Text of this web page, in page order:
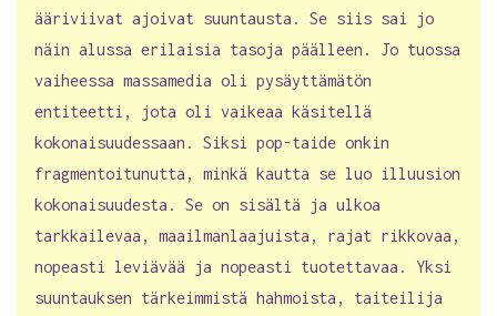
ääriviivat ajoivat suuntausta. Se siis sai jo
näin alussa erilaisia tasoja päälleen. Jo tuossa
vaiheessa massamedia oli pysäyttämätön
entiteetti, jota oli vaikeaa käsitellä
kokonaisuudessaan. Siksi pop-taide onkin
fragmentoitunutta, minkä kautta se luo illuusion
kokonaisuudesta. Se on sisältä ja ulkoa
tarkkailevaa, maailmanlaajuista, rajat rikkovaa,
nopeasti leviävää ja nopeasti tuotettavaa. Yksi
suuntauksen tärkeimmistä hahmoista, taiteilija